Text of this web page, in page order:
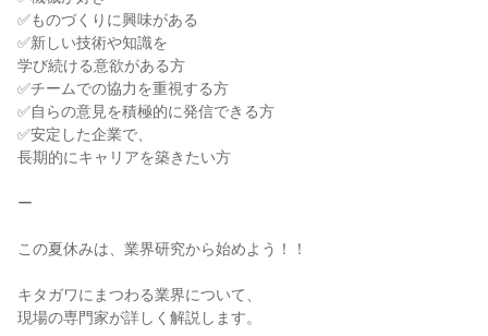
✅ものづくりに興味がある
✅新しい技術や知識を
学び続ける意欲がある方
✅チームでの協力を重視する方
✅自らの意見を積極的に発信できる方
✅安定した企業で、
長期的にキャリアを築きたい方
ー
この夏休みは、業界研究から始めよう！！
キタガワにまつわる業界について、
現場の専門家が詳しく解説します。